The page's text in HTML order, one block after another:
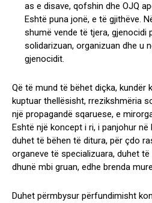
as e disave, qofshin dhe OJQ
Eshtë puna jonë, e të gjithëve.
shumë vende të tjera, gjenocidi
solidarizuan, organizuan dhe u
gjenocidit.
Që të mund të bëhet diçka, kundër
kuptuar thellësisht, rrezikshmëria
një propagandë sqaruese, e
Eshtë një koncept i ri, i panjohur
duhet të bëhen të ditura, për çdo
organeve të specializuara, duhet
dhunë mbi gruan, edhe brenda
Duhet përmbysur përfundimisht